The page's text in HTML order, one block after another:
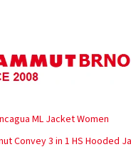
ML Jacket Women
Convey 3 in 1 HS Hooded